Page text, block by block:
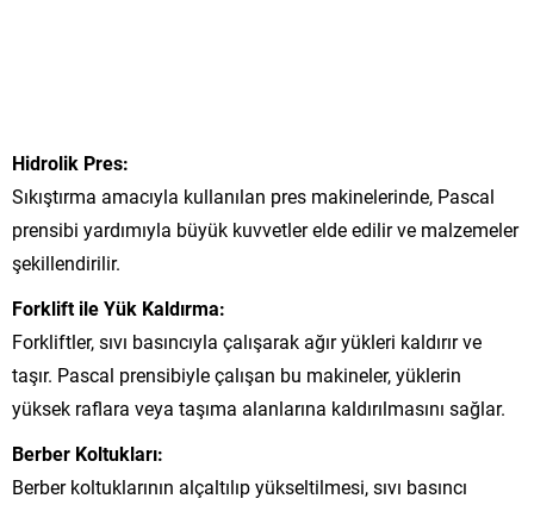
Hidrolik Pres:
Sıkıştırma amacıyla kullanılan pres makinelerinde, Pascal
prensibi yardımıyla büyük kuvvetler elde edilir ve malzemeler
şekillendirilir.
Forklift ile Yük Kaldırma:
Forkliftler, sıvı basıncıyla çalışarak ağır yükleri kaldırır ve
taşır. Pascal prensibiyle çalışan bu makineler, yüklerin
yüksek raflara veya taşıma alanlarına kaldırılmasını sağlar.
Berber Koltukları:
Berber koltuklarının alçaltılıp yükseltilmesi, sıvı basıncı